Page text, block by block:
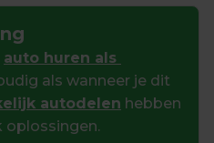
auto huren als
als wanneer je dit
autodelen hebben
oplossingen.